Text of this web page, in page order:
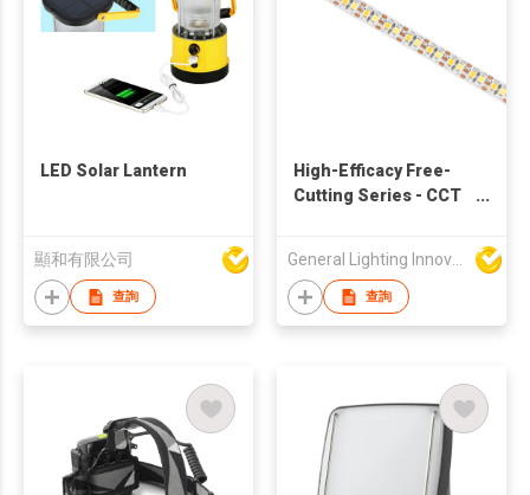
LED Solar Lantern
顯和有限公司
查詢
High-Efficacy Free-
Cutting Series - CCT
General Lighting Innovation Limited
查詢